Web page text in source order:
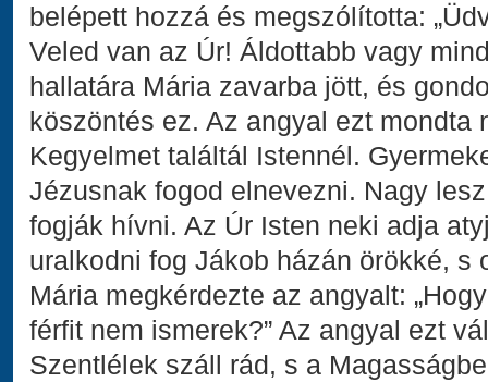
belépett hozzá és megszólította:
Veled van az Úr! Áldottabb vagy
hallatára Mária zavarba jött, és
köszöntés ez. Az angyal ezt mondta
Kegyelmet találtál Istennél.
Jézusnak fogod elnevezni. Nagy
fogják hívni. Az Úr Isten neki adja
uralkodni fog Jákob házán örökké, s
Mária megkérdezte az angyalt:
férfit nem ismerek?” Az angyal ezt
Szentlélek száll rád, s a